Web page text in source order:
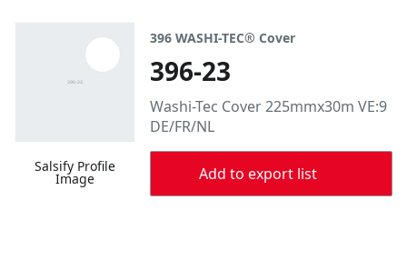
Salsify Profile
Image
396 WASHI-TEC® Cover
396-23
Washi-Tec Cover 225mmx30m VE:9
DE/FR/NL
Add to export list